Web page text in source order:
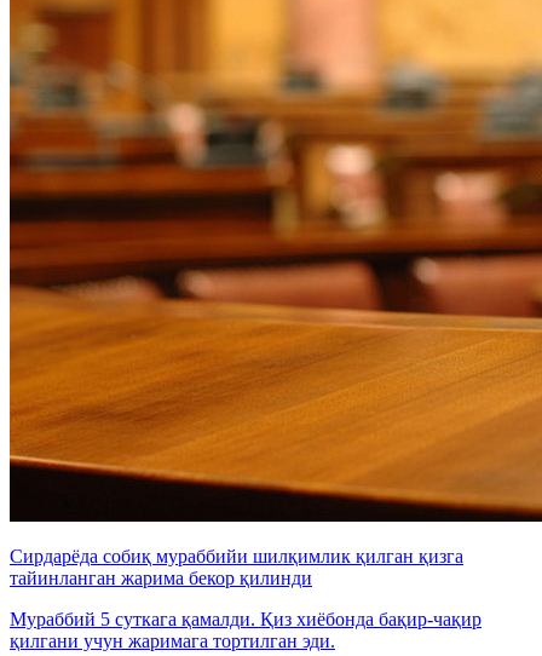
Сирдарёда собиқ мураббийи шилқимлик қилган қизга
тайинланган жарима бекор қилинди
Мураббий 5 суткага қамалди. Қиз хиёбонда бақир-чақир
қилгани учун жаримага тортилган эди.